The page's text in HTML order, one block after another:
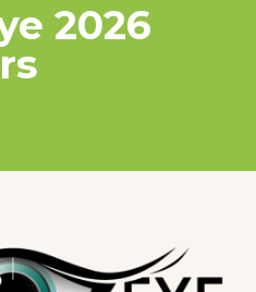
2026